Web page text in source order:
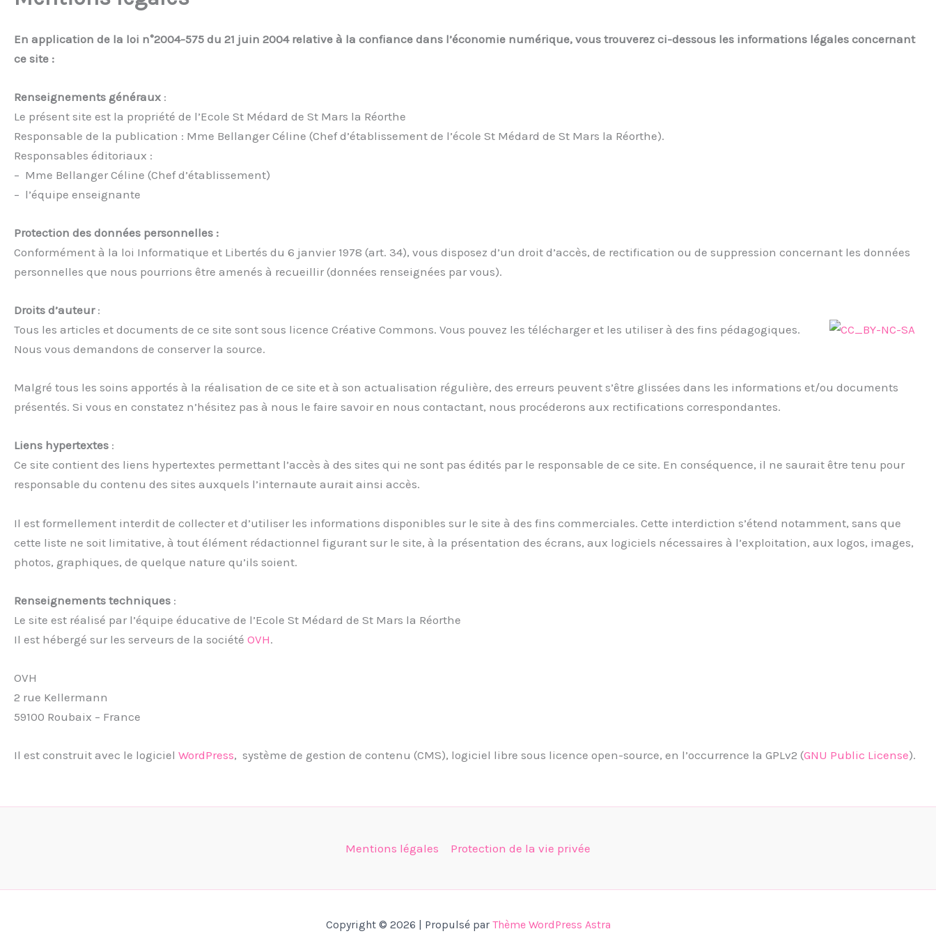
En application de la loi n°2004-575 du 21 juin 2004 relative à la confiance dans l’économie numérique, vous trouverez ci-dessous les informations légales concernant
ce site :
Renseignements généraux :
Le présent site est la propriété de l’Ecole St Médard de St Mars la Réorthe
Responsable de la publication : Mme Bellanger Céline (Chef d’établissement de l’école St Médard de St Mars la Réorthe).
Responsables éditoriaux :
– Mme Bellanger Céline (Chef d’établissement)
– l’équipe enseignante
Protection des données personnelles :
Conformément à la loi Informatique et Libertés du 6 janvier 1978 (art. 34), vous disposez d’un droit d’accès, de rectification ou de suppression concernant les données
personnelles que nous pourrions être amenés à recueillir (données renseignées par vous).
Droits d’auteur:
Tous les articles et documents de ce site sont sous licence Créative Commons. Vous pouvez les télécharger et les utiliser à des fins pédagogiques.
Nous vous demandons de conserver la source.
Malgré tous les soins apportés à la réalisation de ce site et à son actualisation régulière, des erreurs peuvent s’être glissées dans les informations et/ou documents
présentés. Si vous en constatez n’hésitez pas à nous le faire savoir en nous contactant, nous procéderons aux rectifications correspondantes.
Liens hypertextes :
Ce site contient des liens hypertextes permettant l’accès à des sites qui ne sont pas édités par le responsable de ce site. En conséquence, il ne saurait être tenu pour
responsable du contenu des sites auxquels l’internaute aurait ainsi accès.
Il est formellement interdit de collecter et d’utiliser les informations disponibles sur le site à des fins commerciales. Cette interdiction s’étend notamment, sans que
cette liste ne soit limitative, à tout élément rédactionnel figurant sur le site, à la présentation des écrans, aux logiciels nécessaires à l’exploitation, aux logos, images,
photos, graphiques, de quelque nature qu’ils soient.
Renseignements techniques :
Le site est réalisé par l’équipe éducative de l’Ecole St Médard de St Mars la Réorthe
Il est hébergé sur les serveurs de la société OVH.
OVH
2 rue Kellermann
59100 Roubaix – France
Il est construit avec le logiciel WordPress, système de gestion de contenu (CMS), logiciel libre sous licence open-source, en l’occurrence la GPLv2 (GNU Public License).
Mentions légales Protection de la vie privée
Copyright © 2026 | Propulsé par Thème WordPress Astra